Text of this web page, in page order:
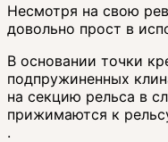
Несмотря на свою
довольно прост в
В основании точки
подпружиненных
на секцию рельса в
прижимаются к
.